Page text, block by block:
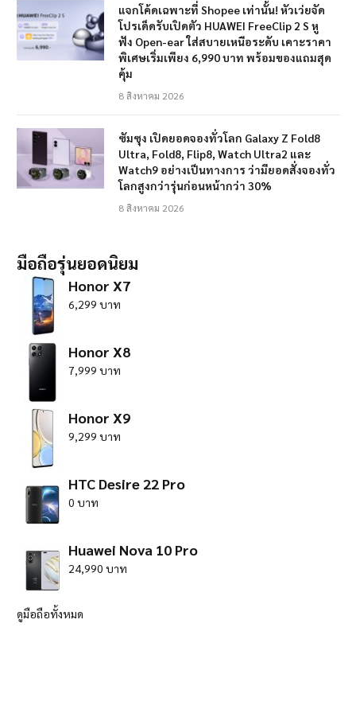
แจกโค้ดเฉพาะที่ Shopee เท่านั้น! หัวเว่ยจัด
โปรเด็ดรับเปิดตัว HUAWEI FreeClip 2 S หู
ฟัง Open-ear ใส่สบายเหนือระดับ เคาะราคา
พิเศษเริ่มเพียง 6,990 บาท พร้อมของแถมสุด
คุ้ม
8 สิงหาคม 2026
ซัมซุง เปิดยอดจองทั่วโลก Galaxy Z Fold8
Ultra, Fold8, Flip8, Watch Ultra2 และ
Watch9 อย่างเป็นทางการ ว่ามียอดสั่งจองทั่ว
โลกสูงกว่ารุ่นก่อนหน้ากว่า 30%
8 สิงหาคม 2026
มือถือรุ่นยอดนิยม
Honor X7
6,299 บาท
Honor X8
7,999 บาท
Honor X9
9,299 บาท
HTC Desire 22 Pro
0 บาท
Huawei Nova 10 Pro
24,990 บาท
ดูมือถือทั้งหมด